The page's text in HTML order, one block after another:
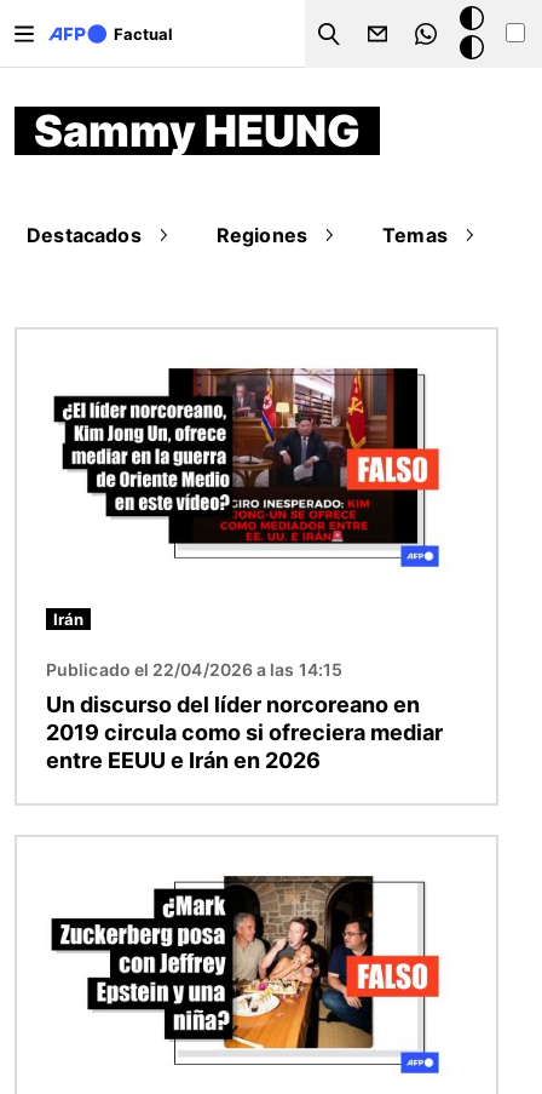
Factual
Search
Modo
oscuro
Sammy HEUNG
Destacados Regiones Temas
Irán
Publicado el 22/04/2026 a las 14:15
Un discurso del líder norcoreano en
2019 circula como si ofreciera mediar
entre EEUU e Irán en 2026